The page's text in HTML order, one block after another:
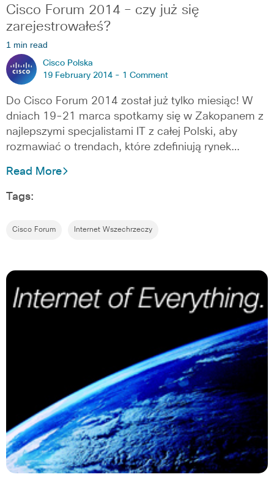
Cisco Forum 2014 – czy już się
zarejestrowałeś?
1 min read
Cisco Polska
19 February 2014 - 1 Comment
Do Cisco Forum 2014 został już tylko miesiąc! W
dniach 19-21 marca spotkamy się w Zakopanem z
najlepszymi specjalistami IT z całej Polski, aby
rozmawiać o trendach, które zdefiniują rynek…
Read More
Tags:
Cisco Forum Internet Wszechrzeczy